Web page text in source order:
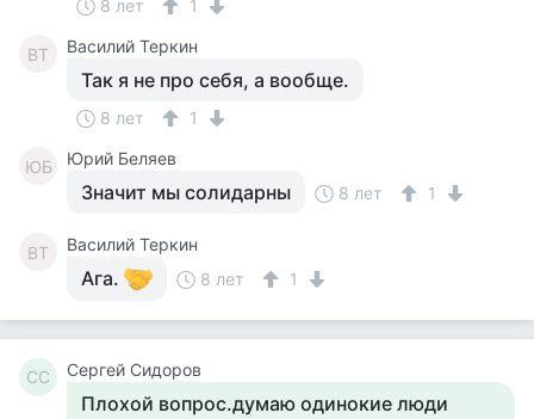
8 лет 1
ВТ Василий Теркин
Так я не про себя, а вообще.
8 лет 1
ЮБ Юрий Беляев
Значит мы солидарны 8 лет 1
ВТ Василий Теркин
Ага. 8 лет 1
CС Cергей Сидоров
Плохой вопрос.думаю одинокие люди